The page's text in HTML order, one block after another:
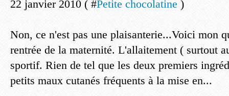
22 janvier 2010 ( #Petite chocolatine )
Non, ce n'est pas une plaisanterie...Voici mon
rentrée de la maternité. L'allaitement ( surtout
sportif. Rien de tel que les deux premiers
petits maux cutanés fréquents à la mise en...